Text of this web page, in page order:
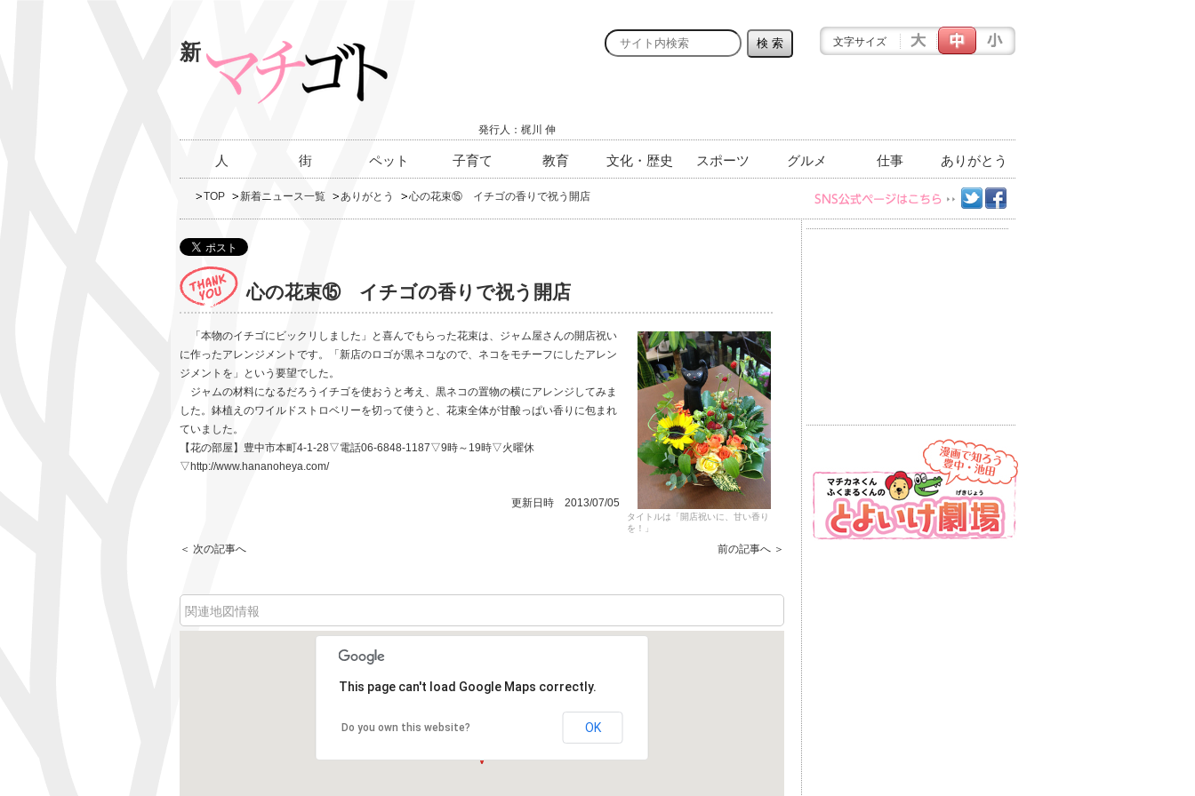
新
発行人：梶川 伸
文字サイズ
人 街 ペット 子育て 教育 文化・歴史 スポーツ グルメ 仕事 ありがとう
TOP 新着ニュース一覧 ありがとう 心の花束⑮ イチゴの香りで祝う開店
心の花束⑮ イチゴの香りで祝う開店
タイトルは「開店祝いに、甘い香り
を！」
「本物のイチゴにビックリしました」と喜んでもらった花束は、ジャム屋さんの開店祝い
に作ったアレンジメントです。「新店のロゴが黒ネコなので、ネコをモチーフにしたアレン
ジメントを」という要望でした。
ジャムの材料になるだろうイチゴを使おうと考え、黒ネコの置物の横にアレンジしてみま
した。鉢植えのワイルドストロベリーを切って使うと、花束全体が甘酸っぱい香りに包まれ
ていました。
【花の部屋】豊中市本町4-1-28▽電話06-6848-1187▽9時～19時▽火曜休
▽http://www.hananoheya.com/
更新日時 2013/07/05
前の記事へ ＞
＜ 次の記事へ
関連地図情報
This page can't load Google Maps correctly.
Do you own this website? OK